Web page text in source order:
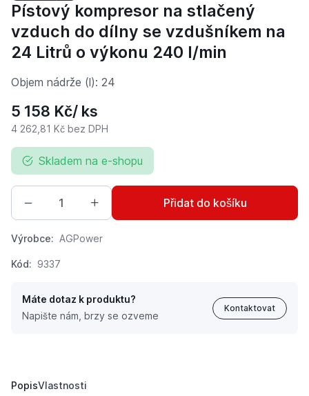
Pístový kompresor na stlačený
vzduch do dílny se vzdušníkem na
24 Litrů o výkonu 240 l/min
Objem nádrže (l): 24
5 158 Kč/ ks
4 262,81 Kč bez DPH
Skladem na e-shopu
Přidat do košíku
Výrobce: AGPower
Kód: 9337
Máte dotaz k produktu?
Napište nám, brzy se ozveme
Kontaktovat
PopisVlastnosti